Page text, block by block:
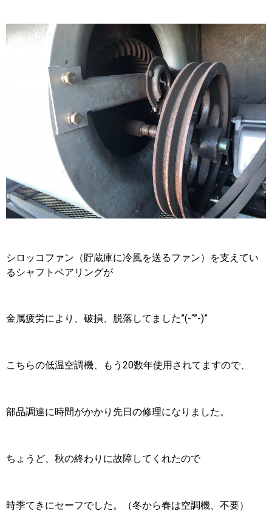
シロッコファン（貯蔵庫に冷風を送るファン）を支えてい
るシャフトベアリングが
金属疲労により、破損、脱落してました”(-“”-)”
こちらの低温空調機、もう20数年使用されてますので、
部品調達に時間がかかり先日の修理になりました。
ちょうど、秋の終わりに故障してくれたので
時季てきにセーフでした。（冬から春は空調機、不要）